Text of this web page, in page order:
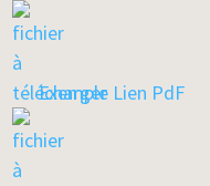
Exemple Lien PdF